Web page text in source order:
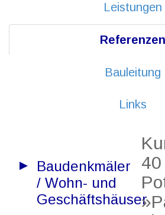
Leistungen
Referenzen
Bauleitung
Links
Baudenkmäler
/ Wohn- und
Geschäftshäuser
40